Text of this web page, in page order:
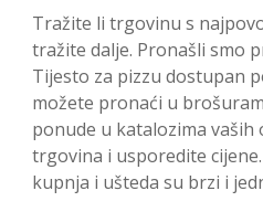
Tražite li trgovinu s
tražite dalje. Pronašli smo
Tijesto za pizzu dostupan
možete pronaći u
ponude u katalozima
trgovina i usporedite
kupnja i ušteda su brzi i